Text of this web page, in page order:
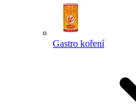
Gastro koření